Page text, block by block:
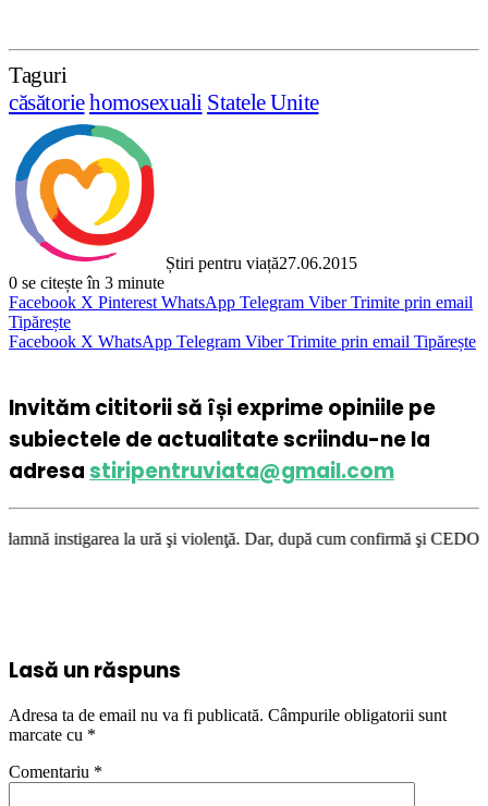
Taguri
căsătoriehomosexuali Statele Unite
Știri pentru viață27.06.2015
0 se citește în 3 minute
Facebook X Pinterest WhatsApp Telegram Viber Trimite prin email
Tipărește
Facebook X WhatsApp Telegram Viber Trimite prin email Tipărește
Invităm cititorii să își exprime opiniile pe
subiectele de actualitate scriindu-ne la
adresastiripentruviata@gmail.com
la ură şi violenţă. Dar, după cum confirmă şi CEDO în cazul
Lasă un răspuns
Adresa ta de email nu va fi publicată. Câmpurile obligatorii sunt
marcate cu *
Comentariu *